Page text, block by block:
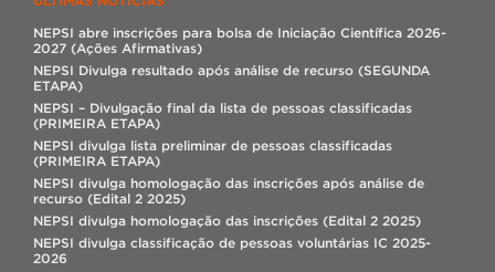
NEPSI abre inscrições para bolsa de Iniciação Científica 2026-
2027 (Ações Afirmativas)
NEPSI Divulga resultado após análise de recurso (SEGUNDA
ETAPA)
NEPSI – Divulgação final da lista de pessoas classificadas
(PRIMEIRA ETAPA)
NEPSI divulga lista preliminar de pessoas classificadas
(PRIMEIRA ETAPA)
NEPSI divulga homologação das inscrições após análise de
recurso (Edital 2 2025)
NEPSI divulga homologação das inscrições (Edital 2 2025)
NEPSI divulga classificação de pessoas voluntárias IC 2025-
2026